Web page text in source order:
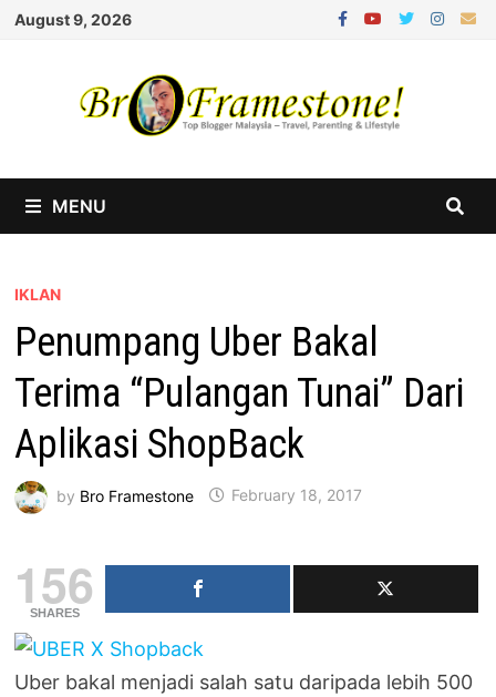
Skip
August 9, 2026
MENU
IKLAN
Penumpang Uber Bakal
Terima “Pulangan Tunai” Dari
Aplikasi ShopBack
by Bro Framestone February 18, 2017
156
SHARES
Uber bakal menjadi salah satu daripada lebih 500